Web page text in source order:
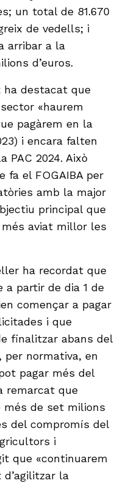
un total de 81.670
de vedells; i
arribar a la
d’euros.
ha destacat que
«haurem
pagàrem en la
i encara falten
PAC 2024. Això
fa el FOGAIBA per
amb la major
principal que
aviat millor les
ha recordat que
a partir de dia 1 de
començar a pagar
i que
finalitzar abans del
per normativa, en
pagar més del
remarcat que
més de set milions
del compromís del
i
que «continuarem
la